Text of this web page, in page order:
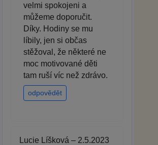
velmi spokojeni a
můžeme doporučit.
Díky. Hodiny se mu
líbily, jen si občas
stěžoval, že některé ne
moc motivované děti
tam ruší víc než zdrávo.
odpovědět
Lucie Líšková – 2.5.2023